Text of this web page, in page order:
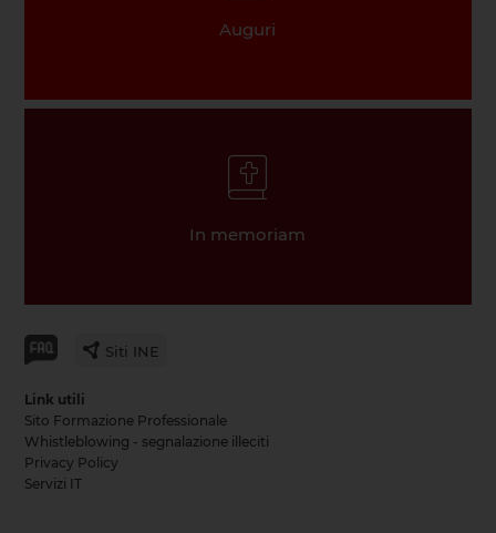
Auguri
In memoriam
Siti INE
Link utili
Sito Formazione Professionale
Whistleblowing - segnalazione illeciti
Privacy Policy
Servizi IT